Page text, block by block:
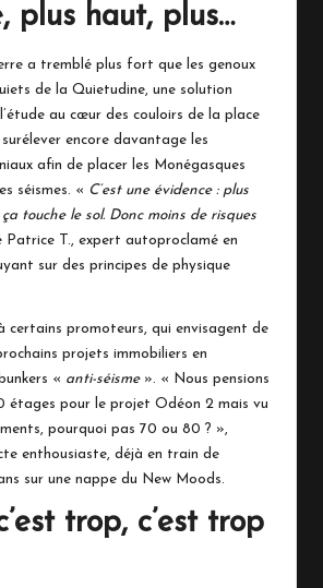
plus haut, plus…
a tremblé plus fort que les genoux
de la Quietudine, une solution
au cœur des couloirs de la place
encore davantage les
afin de placer les Monégasques
séismes. « C’est une évidence : plus
touche le sol. Donc moins de risques
Patrice T., expert autoproclamé en
sur des principes de physique
certains promoteurs, qui envisagent de
projets immobiliers en
« anti-séisme». « Nous pensions
étages pour le projet Odéon 2 mais vu
pourquoi pas 70 ou 80 ? »,
enthousiaste, déjà en train de
sur une nappe du New Moods.
trop, c’est trop